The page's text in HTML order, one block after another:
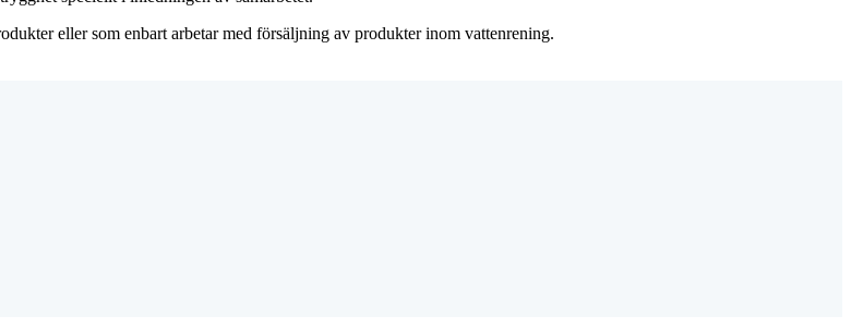
eller som enbart arbetar med försäljning av produkter inom vattenrening.